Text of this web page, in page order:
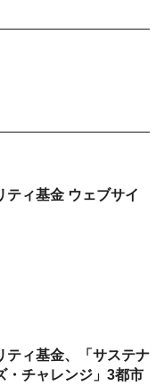
ティ基金 ウェブサイ
ティ基金、「サステナ
・チャレンジ」3都市